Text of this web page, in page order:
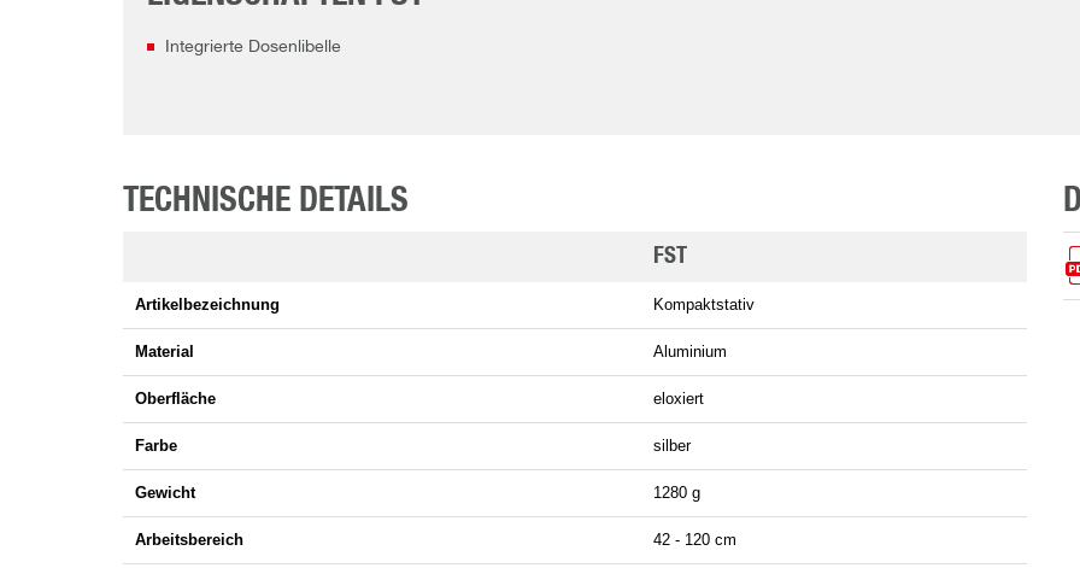
Integrierte Dosenlibelle
TECHNISCHE DETAILS
FST
Artikelbezeichnung Kompaktstativ
Material Aluminium
Oberfläche eloxiert
Farbe silber
Gewicht 1280 g
Arbeitsbereich 42 - 120 cm